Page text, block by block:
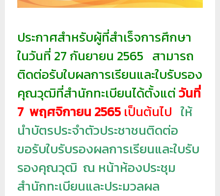
า
ย
า
ช
ภั
เ
ชี
ย
ใ
ห
ประกาศสำหรับผู้ที่สำเร็จการศึกษา
ในวันที่ 27 กันยายน 2565 สามารถ
ติดต่อรับใบผลการเรียนและใบรับรอง
คุณวุฒิที่สำนักทะเบียนได้ตั้งแต่วันที่
7 พฤศจิกายน 2565 เป็นต้นไป ให้
นำบัตรประจำตัวประชาชนติดต่อ
ขอรับใบรับรองผลการเรียนและใบรับ
รองคุณวุฒิ ณ หน้าห้องประชุม
สำนักทะเบียนและประมวลผล